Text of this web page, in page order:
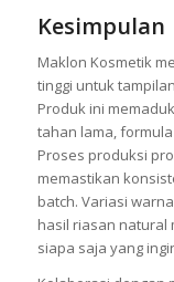
Kesimpulan
Maklon Kosmetik
tinggi untuk
Produk ini
tahan lama,
Proses produksi
memastikan
batch. Variasi
hasil riasan natural
siapa saja yang